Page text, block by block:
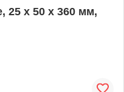
25 х 50 х 360 мм,